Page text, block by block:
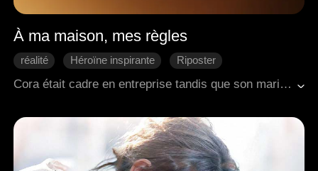
À ma maison, mes règles
réalité Héroïne inspirante
Riposter
Come-back
Cora était cadre en entreprise tandis que son mari Colin restait financièrement dépendant. Pour leur huitième anniversaire de mariage, elle découvrit sa liaison avec la nounou, Gianna. Il lui avait même secrètement offert une maison. Sa mère à lui cautionnait ses actes et maltraitait la fille de Cora. Reconnaissant la vraie nature de cette famille, Cora résolut de leur faire payer jusqu'au dernier sou.